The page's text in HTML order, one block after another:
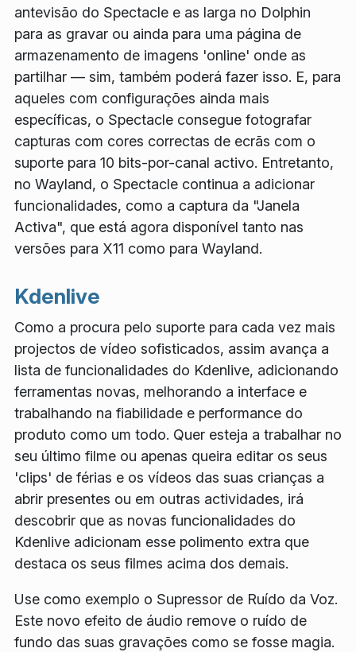
antevisão do Spectacle e as larga no Dolphin
para as gravar ou ainda para uma página de
armazenamento de imagens 'online' onde as
partilhar — sim, também poderá fazer isso. E, para
aqueles com configurações ainda mais
específicas, o Spectacle consegue fotografar
capturas com cores correctas de ecrãs com o
suporte para 10 bits-por-canal activo. Entretanto,
no Wayland, o Spectacle continua a adicionar
funcionalidades, como a captura da "Janela
Activa", que está agora disponível tanto nas
versões para X11 como para Wayland.
Kdenlive
Como a procura pelo suporte para cada vez mais
projectos de vídeo sofisticados, assim avança a
lista de funcionalidades do Kdenlive, adicionando
ferramentas novas, melhorando a interface e
trabalhando na fiabilidade e performance do
produto como um todo. Quer esteja a trabalhar no
seu último filme ou apenas queira editar os seus
'clips' de férias e os vídeos das suas crianças a
abrir presentes ou em outras actividades, irá
descobrir que as novas funcionalidades do
Kdenlive adicionam esse polimento extra que
destaca os seus filmes acima dos demais.
Use como exemplo o Supressor de Ruído da Voz.
Este novo efeito de áudio remove o ruído de
fundo das suas gravações como se fosse magia.